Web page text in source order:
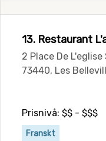
13. Restaurant
2 Place De
73440, Les
Prisnivå: $$ - $$$
Franskt